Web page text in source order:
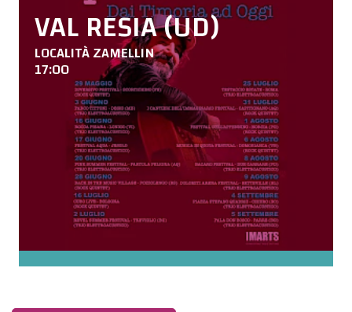
VAL RESIA (UD)
LOCALITÀ ZAMELLIN
17:00